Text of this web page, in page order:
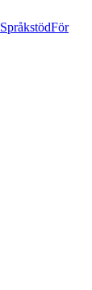
SpråkstödFör